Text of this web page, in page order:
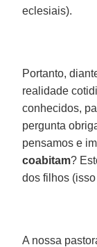
eclesiais).
Portanto,
realidade
conhecidos,
pergunta
pensamos e
coabitam?
dos filhos
A nossa